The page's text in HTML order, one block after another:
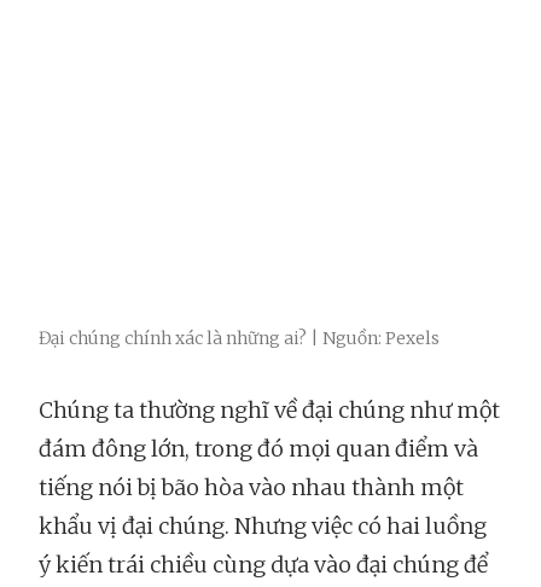
Đại chúng chính xác là những ai? | Nguồn: Pexels
Chúng ta thường nghĩ về đại chúng như một
đám đông lớn, trong đó mọi quan điểm và
tiếng nói bị bão hòa vào nhau thành một
khẩu vị đại chúng. Nhưng việc có hai luồng
ý kiến trái chiều cùng dựa vào đại chúng để